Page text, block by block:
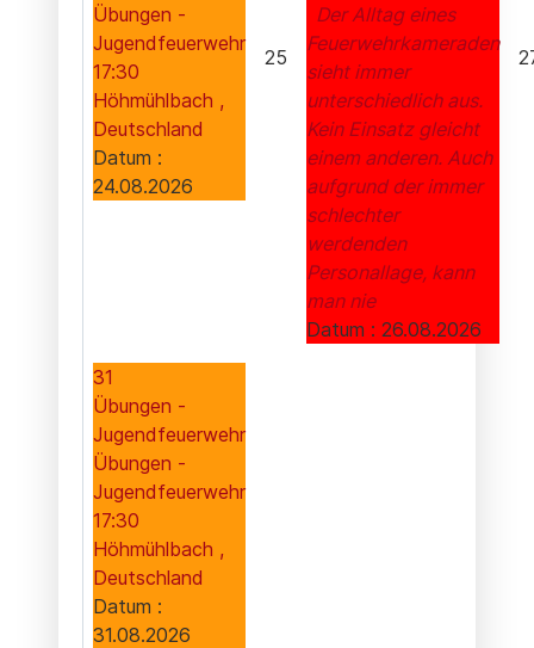
Übungen -
Jugendfeuerwehr
17:30
Höhmühlbach ,
Deutschland
Datum :
24.08.2026
25
Der Alltag eines
Feuerwehrkameraden
sieht immer
unterschiedlich aus.
Kein Einsatz gleicht
einem anderen. Auch
aufgrund der immer
schlechter
werdenden
Personallage, kann
man nie
Datum : 26.08.2026
31
Übungen -
Jugendfeuerwehr
Übungen -
Jugendfeuerwehr
17:30
Höhmühlbach ,
Deutschland
Datum :
31.08.2026